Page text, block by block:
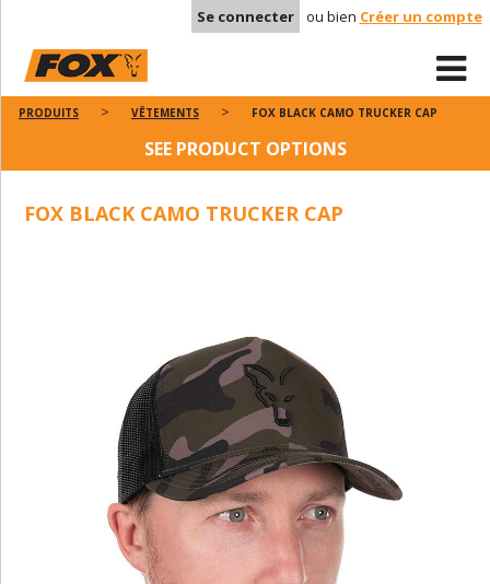
Se connecter ou bien Créer un compte
PRODUITS VÊTEMENTS FOX BLACK CAMO TRUCKER CAP
SEE PRODUCT OPTIONS
FOX BLACK CAMO TRUCKER CAP